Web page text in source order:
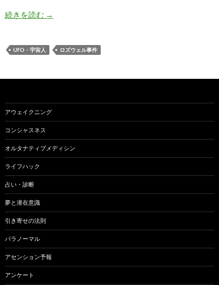
続きを読む ロズウェルUFOフェスティバルに行ってきた
→
UFO・宇宙人 ロズウェル事件
アウェイクニング
コンシャスネス
オルタナティブメディシン
ライフハック
占い・診断
夢と潜在意識
引き寄せの法則
パラノーマル
アセンション予報
アンケート